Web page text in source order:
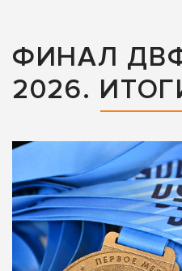
ФИНАЛ
2026.